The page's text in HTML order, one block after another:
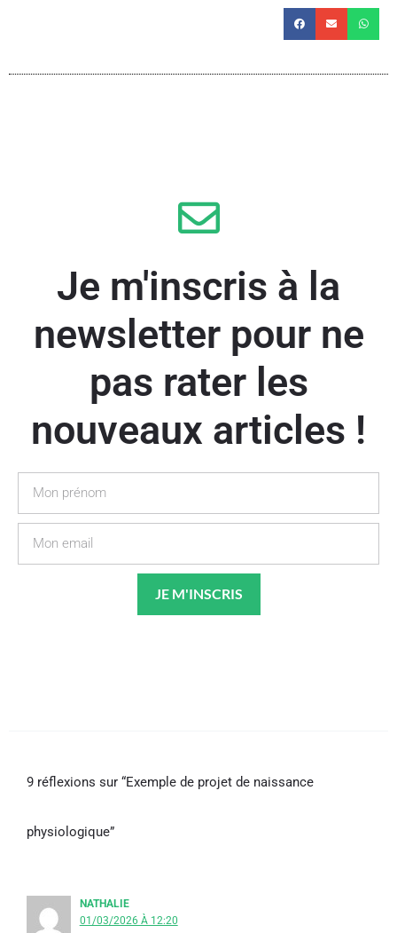
Je m'inscris à la
newsletter pour ne
pas rater les
nouveaux articles !
JE M'INSCRIS
9 réflexions sur “Exemple de projet de naissance
physiologique”
NATHALIE
01/03/2026 À 12:20